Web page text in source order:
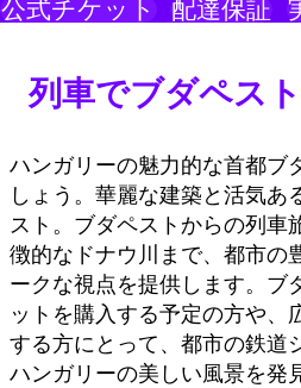
公式チケット 配達保証
列車でブダペス
ハンガリーの魅力的な首都ブ
しょう。華麗な建築と活気あ
スト。ブダペストからの列車
徴的なドナウ川まで、都市の
ークな視点を提供します。ブ
ットを購入する予定の方や、
する方にとって、都市の鉄道
ハンガリーの美しい風景を発